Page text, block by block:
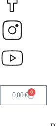
0,00€ 0